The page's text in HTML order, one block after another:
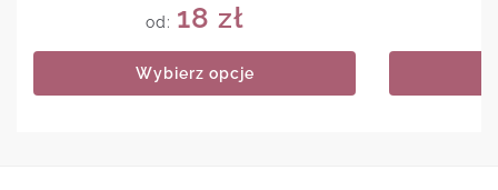
od: 18 zł
Wybierz opcje